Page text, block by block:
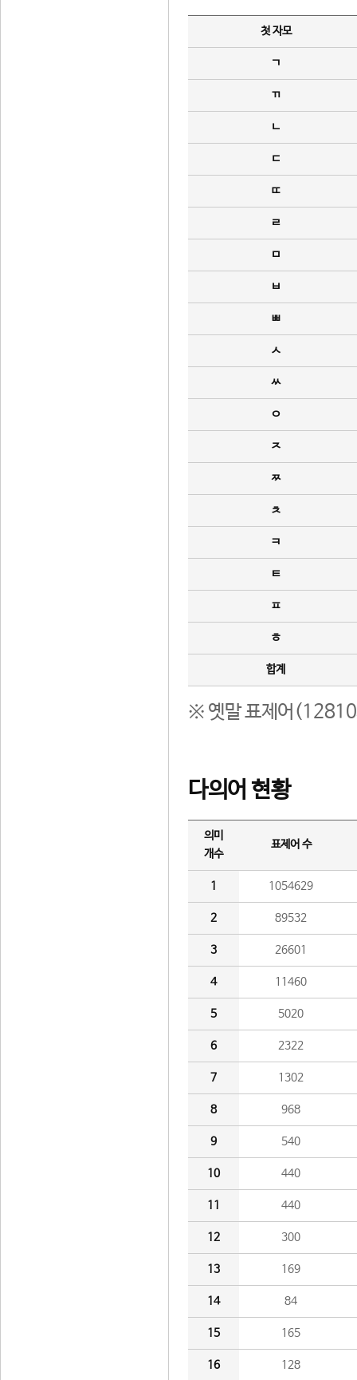
첫 자모
ㄱ
ㄲ
ㄴ
ㄷ
ㄸ
ㄹ
ㅁ
ㅂ
ㅃ
ㅅ
ㅆ
ㅇ
ㅈ
ㅉ
ㅊ
ㅋ
ㅌ
ㅍ
ㅎ
합계
※ 옛말 표제어(12810
다의어 현황
의미
개수
표제어 수
1 1054629
2 89532
3 26601
4 11460
5 5020
6 2322
7 1302
8 968
9 540
10 440
11 440
12 300
13 169
14 84
15 165
16 128